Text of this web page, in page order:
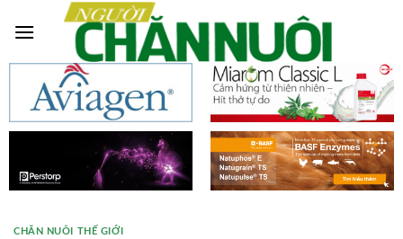
CHĂN NUÔI THẾ GIỚI